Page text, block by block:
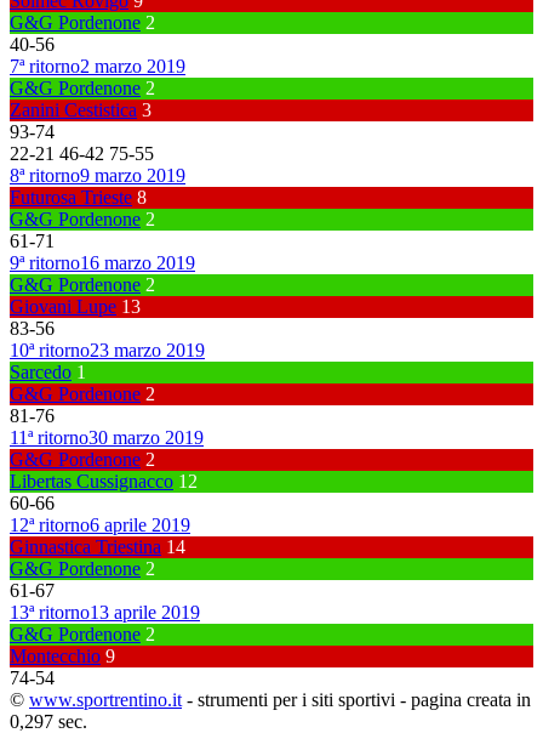
G&G Pordenone 2
40-56
7ª ritorno2 marzo 2019
G&G Pordenone 2
Zanini Cestistica 3
93-74
22-21 46-42 75-55
8ª ritorno9 marzo 2019
Futurosa Trieste 8
G&G Pordenone 2
61-71
9ª ritorno16 marzo 2019
G&G Pordenone 2
Giovani Lupe 13
83-56
10ª ritorno23 marzo 2019
Sarcedo 1
G&G Pordenone 2
81-76
11ª ritorno30 marzo 2019
G&G Pordenone 2
Libertas Cussignacco 12
60-66
12ª ritorno6 aprile 2019
Ginnastica Triestina 14
G&G Pordenone 2
61-67
13ª ritorno13 aprile 2019
G&G Pordenone 2
Montecchio 9
74-54
© www.sportrentino.it - strumenti per i siti sportivi - pagina creata in
0,297 sec.